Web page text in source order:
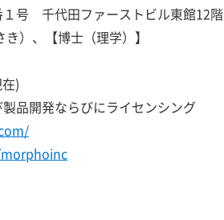
１号 千代田ファーストビル東館12階
）、【博士（理学）】
)
品開発ならびにライセンシング